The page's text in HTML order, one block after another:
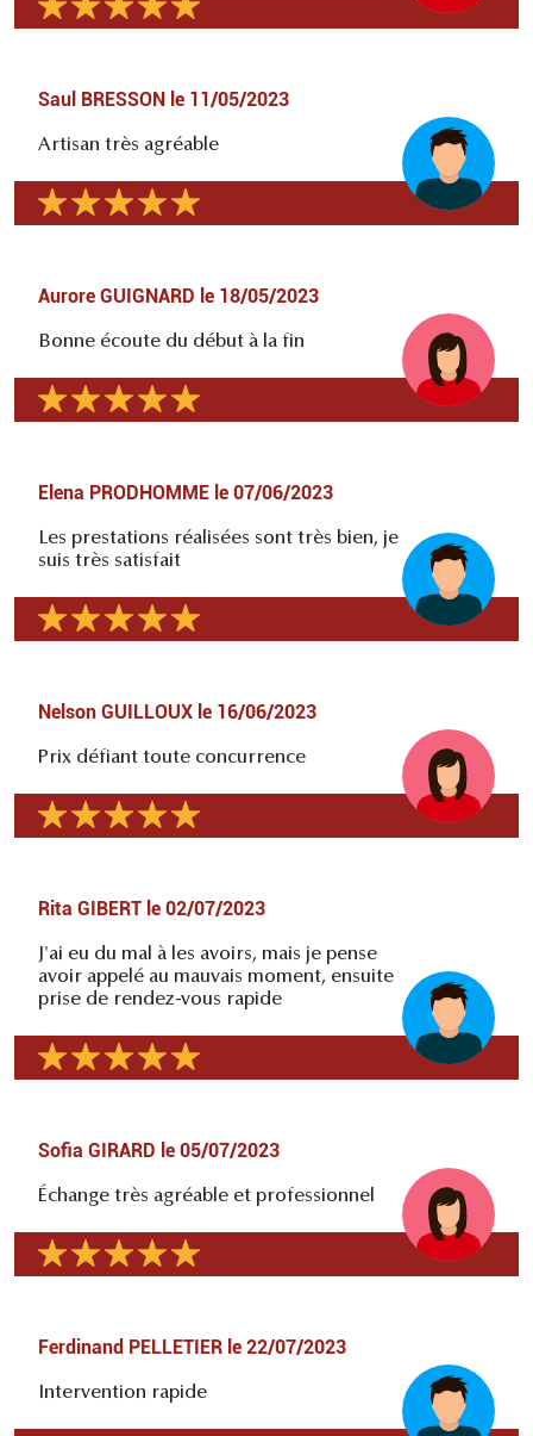
Saul BRESSON le 11/05/2023
Artisan très agréable
Aurore GUIGNARD le 18/05/2023
Bonne écoute du début à la fin
Elena PRODHOMME le 07/06/2023
Les prestations réalisées sont très bien, je
suis très satisfait
Nelson GUILLOUX le 16/06/2023
Prix défiant toute concurrence
Rita GIBERT le 02/07/2023
J'ai eu du mal à les avoirs, mais je pense
avoir appelé au mauvais moment, ensuite
prise de rendez-vous rapide
Sofia GIRARD le 05/07/2023
Échange très agréable et professionnel
Ferdinand PELLETIER le 22/07/2023
Intervention rapide